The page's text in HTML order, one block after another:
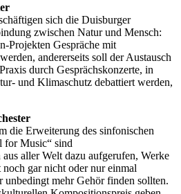
sich die Duisburger
zwischen Natur und Mensch:
Projekten Gespräche mit
andererseits soll der Austausch
durch Gesprächskonzerte, in
und Klimaschutz debattiert werden,
die Erweiterung des sinfonischen
for Music“ sind
aller Welt dazu aufgerufen, Werke
gar nicht oder nur einmal
unbedingt mehr Gehör finden sollten.